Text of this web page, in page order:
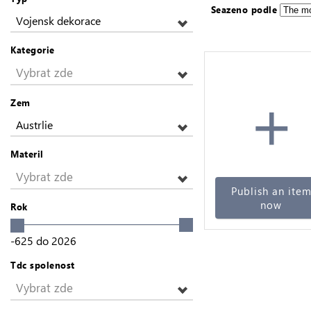
Vojensk dekorace
Kategorie
Vybrat zde
Zem
Austrlie
Materil
Vybrat zde
Rok
-625 do 2026
Tdc spolenost
Vybrat zde
Seazeno podle
+
Publish an item
now